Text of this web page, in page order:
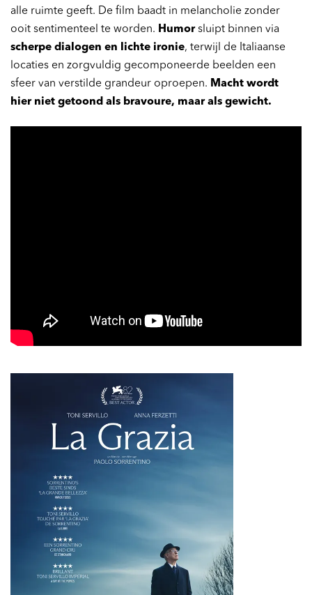
alle ruimte geeft. De film baadt in melancholie zonder
ooit sentimenteel te worden. Humorsluipt binnen via
scherpe dialogen en lichte ironie, terwijl de Italiaanse
locaties en zorgvuldig gecomponeerde beelden een
sfeer van verstilde grandeur oproepen. Macht wordt
hier niet getoond als bravoure, maar als gewicht.